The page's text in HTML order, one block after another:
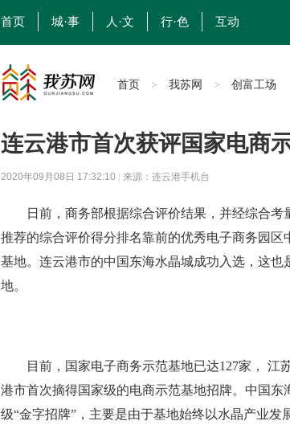
首页 城·事 人·文 行·色 互动
首页 > 我苏网 > 创富工场
连云港市首次获评国家电商
2020年09月08日 17:32:10 来源：连云港手机台
日前，商务部根据综合评价结果，并经综合
推荐的综合评价得分排名靠前的优秀电子商务园
基地。 连云港市的中国东海水晶城成功入选，这也
地。
目前，国家电子商务示范基地已达127家， 江
港市首次摘得国家级的电商示范基地招牌。中国
级“金字招牌”，主要是由于基地始终以水晶产业